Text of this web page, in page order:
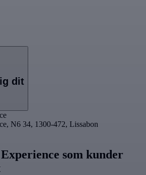
dit
N6 34, 1300-472, Lissabon
som kunder